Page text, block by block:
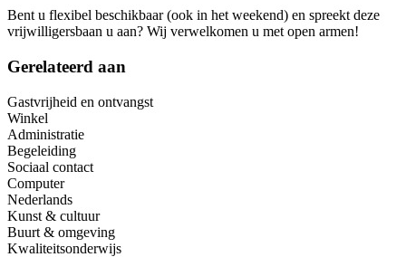
Bent u flexibel beschikbaar (ook in het weekend) en spreekt deze
vrijwilligersbaan u aan? Wij verwelkomen u met open armen!
Gerelateerd aan
Gastvrijheid en ontvangst
Winkel
Administratie
Begeleiding
Sociaal contact
Computer
Nederlands
Kunst & cultuur
Buurt & omgeving
Kwaliteitsonderwijs